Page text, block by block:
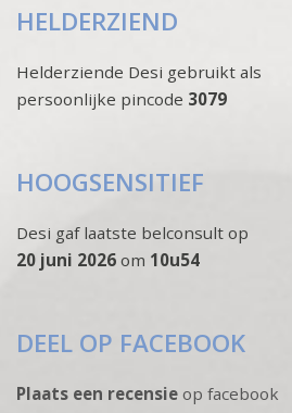
HELDERZIEND
Helderziende Desi gebruikt als
persoonlijke pincode 3079
HOOGSENSITIEF
Desi gaf laatste belconsult op
20 juni 2026 om 10u54
DEEL OP FACEBOOK
Plaats een recensie op facebook